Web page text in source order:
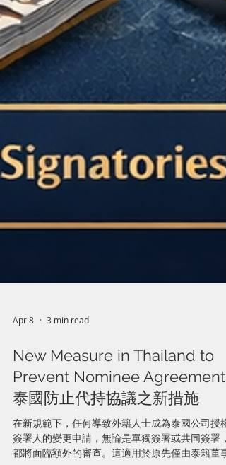
Apr 8 3 min read
New Measure in Thailand to
Prevent Nominee Agreement
泰國防止代持協議之新措施